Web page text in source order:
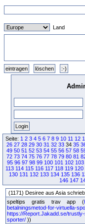
Land
Seite: 1 2 3 4 5 6 7 8 9 10 11 12
26 27 28 29 30 31 32 33 34 35
49 50 51 52 53 54 55 56 57 58
72 73 74 75 76 77 78 79 80 81
95 96 97 98 99 100 101 102 103
113 114 115 116 117 118 119 120
130 131 132 133 134 135 136
146 147
(1171) Desiree aus Asia
speltips gratis trav app (
betalningsmetod-for-virtuella-
https://Report.Jakadd.se/
sporter/ ))